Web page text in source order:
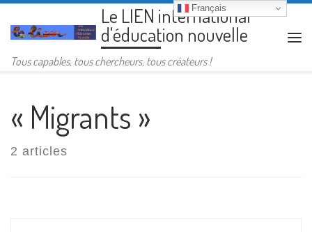
Passer au contenuLe LIEN international
d'éducation nouvelle
Tous capables, tous chercheurs, tous créateurs !
« Migrants »
2 articles
Français